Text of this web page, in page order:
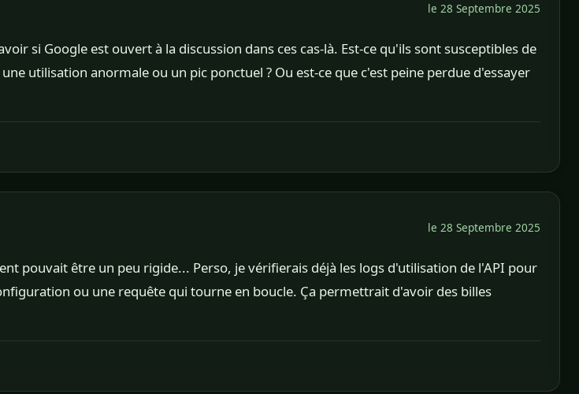
le 28 Septembre 2025
si Google est ouvert à la discussion dans ces cas-là. Est-ce qu'ils sont susceptibles de
utilisation anormale ou un pic ponctuel ? Ou est-ce que c'est peine perdue d'essayer
le 28 Septembre 2025
pouvait être un peu rigide... Perso, je vérifierais déjà les logs d'utilisation de l'API pour
ou une requête qui tourne en boucle. Ça permettrait d'avoir des billes